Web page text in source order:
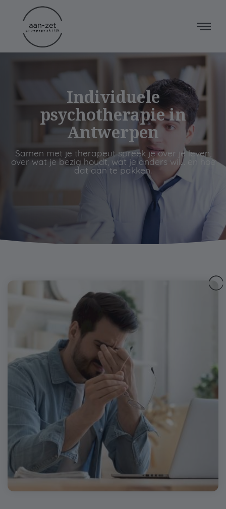
Individuele
psychotherapie in
Antwerpen
Samen met je therapeut spreek je over je leven,
over wat je bezig houdt, wat je anders wil... en hoe
dat aan te pakken.